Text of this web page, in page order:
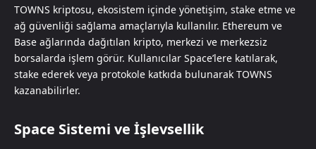
TOWNS kriptosu, ekosistem içinde yönetişim, stake etme ve
ağ güvenliği sağlama amaçlarıyla kullanılır. Ethereum ve
Base ağlarında dağıtılan kripto, merkezi ve merkezsiz
borsalarda işlem görür. Kullanıcılar Space’lere katılarak,
stake ederek veya protokole katkıda bulunarak TOWNS
kazanabilirler.
Space Sistemi ve İşlevsellik